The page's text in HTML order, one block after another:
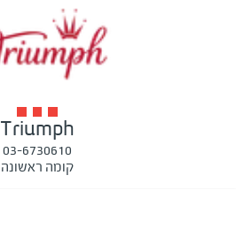
Triumph
03-6730610
קומה ראשונה